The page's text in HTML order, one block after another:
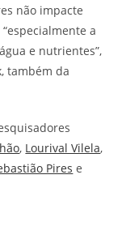
não impacte
a
e nutrientes”,
também da
, Lourival Vilela,
Pires e